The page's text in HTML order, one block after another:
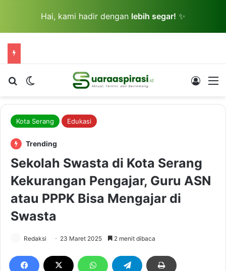
Hai, kami hadir dengan lebih segar! ✨
Cari berita...Switch skin Log In
Kota Serang Edukasi
Trending
Sekolah Swasta di Kota Serang
Kekurangan Pengajar, Guru ASN
atau PPPK Bisa Mengajar di
Swasta
Redaksi 23 Maret 2025 2 menit dibaca